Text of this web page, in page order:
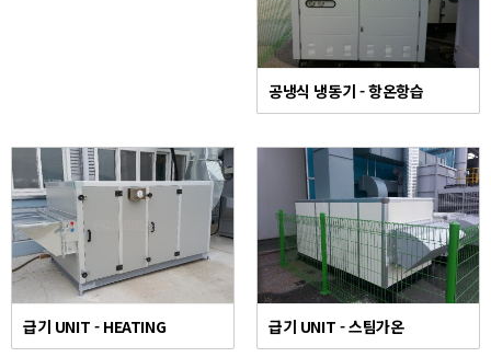
공냉식 냉동기 - 항온항습
급기 UNIT - HEATING 급기 UNIT - 스팀가온